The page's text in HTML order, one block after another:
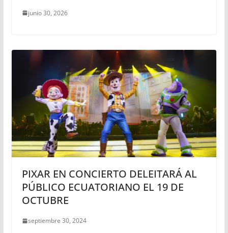
junio 30, 2026
PIXAR EN CONCIERTO DELEITARÁ AL
PÚBLICO ECUATORIANO EL 19 DE
OCTUBRE
septiembre 30, 2024